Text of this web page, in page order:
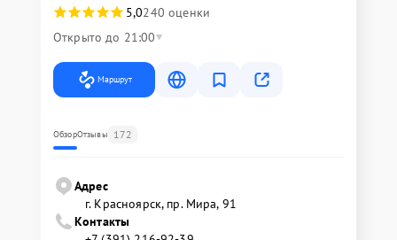
5,0240 оценки
Открыто до 21:00
Маршрут
ОбзорОтзывы 172
Адрес
г. Красноярск, ​пр. Мира, 91
Контакты